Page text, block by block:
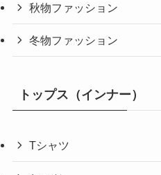
秋物ファッション
冬物ファッション
トップス（インナー）
Tシャツ